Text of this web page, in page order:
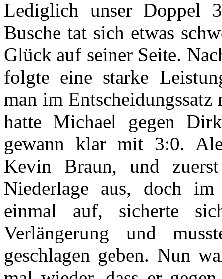
Lediglich unser Doppel
Busche tat sich etwas
Glück auf seiner Seite.
folgte eine starke
man im
hatte Michael gegen
gewann klar mit 3:0.
Kevin Braun, und
Niederlage aus, doch
einmal auf, sicherte
Verlängerung und
geschlagen geben. Nun